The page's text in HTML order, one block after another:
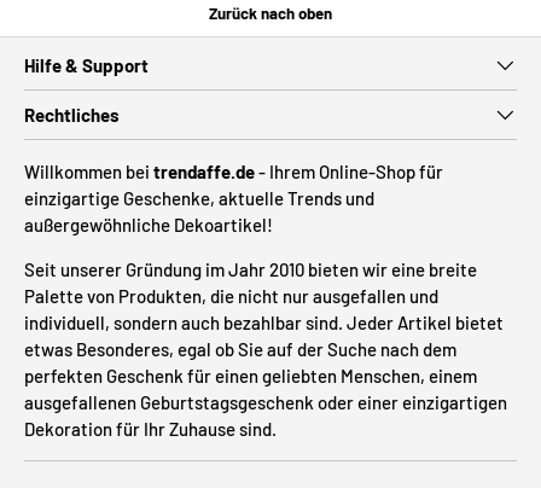
Zurück nach oben
Hilfe & Support
Rechtliches
Willkommen bei trendaffe.de- Ihrem Online-Shop für
einzigartige Geschenke, aktuelle Trends und
außergewöhnliche Dekoartikel!
Seit unserer Gründung im Jahr 2010 bieten wir eine breite
Palette von Produkten, die nicht nur ausgefallen und
individuell, sondern auch bezahlbar sind. Jeder Artikel bietet
etwas Besonderes, egal ob Sie auf der Suche nach dem
perfekten Geschenk für einen geliebten Menschen, einem
ausgefallenen Geburtstagsgeschenk oder einer einzigartigen
Dekoration für Ihr Zuhause sind.